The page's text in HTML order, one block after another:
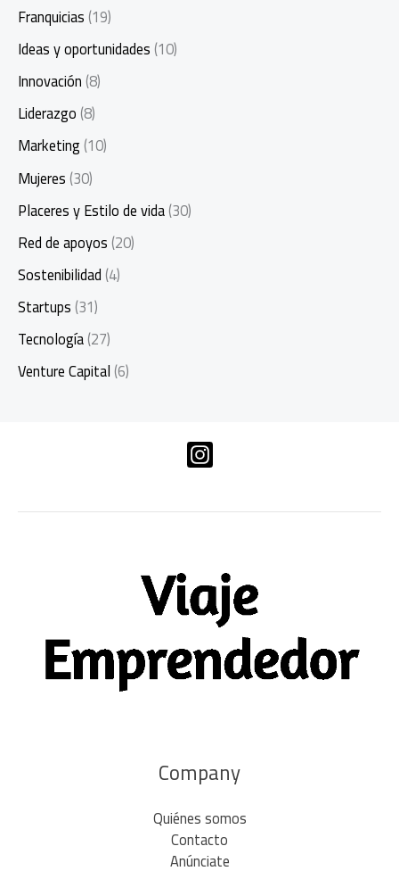
Franquicias(19)
Ideas y oportunidades(10)
Innovación(8)
Liderazgo(8)
Marketing(10)
Mujeres(30)
Placeres y Estilo de vida(30)
Red de apoyos(20)
Sostenibilidad(4)
Startups(31)
Tecnología(27)
Venture Capital(6)
Company
Quiénes somos
Contacto
Anúnciate